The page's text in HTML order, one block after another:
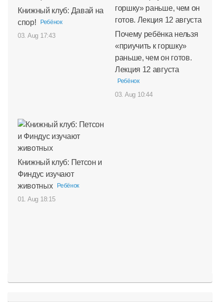
Книжный клуб: Давай на
спор!
Ребёнок
03. Aug 17:43
Почему ребёнка нельзя
«приучить к горшку»
раньше, чем он готов.
Лекция 12 августа
Ребёнок
03. Aug 10:44
Книжный клуб: Петсон и
Финдус изучают
животных
Ребёнок
01. Aug 18:15